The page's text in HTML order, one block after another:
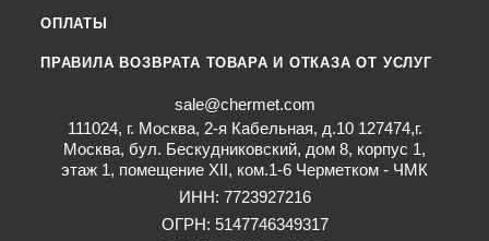
ОПЛАТЫ
ПРАВИЛА ВОЗВРАТА ТОВАРА И ОТКАЗА ОТ УСЛУГ
sale@chermet.com
111024, г. Москва, 2-я Кабельная, д.10 127474,г.
Москва, бул. Бескудниковский, дом 8, корпус 1,
этаж 1, помещение XII, ком.1-6 Черметком - ЧМК
ИНН: 7723927216
ОГРН: 5147746349317